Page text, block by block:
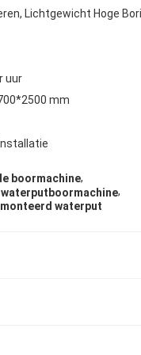
Lichtgewicht Hoge
uur
mm
boormachine,
,
waterput